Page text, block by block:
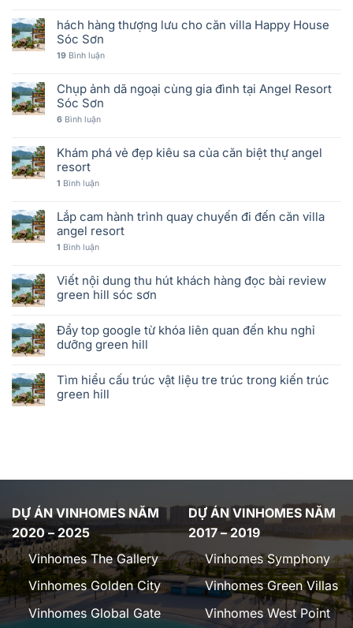
hách hàng thượng lưu cho căn villa Happy House
Sóc Sơn
19 Bình luận
Chụp ảnh dã ngoại cùng gia đình tại Angel Resort
Sóc Sơn
6 Bình luận
Khám phá vẻ đẹp kiêu sa của căn biệt thự angel
resort
1 Bình luận
Lắp cam hành trình quay chuyến đi đến căn villa
angel resort
1 Bình luận
Viết nội dung thu hút khách hàng đọc bài review
green hill sóc sơn
Đẩy top google từ khóa liên quan đến khu nghỉ
dưỡng green hill
Tìm hiểu cấu trúc vật liệu tre trúc trong kiến trúc
green hill
DỰ ÁN VINHOMES NĂM
2020 – 2025
Vinhomes The Gallery
Vinhomes Golden City
Vinhomes Global Gate
DỰ ÁN VINHOMES NĂM
2017 – 2019
Vinhomes Symphony
Vinhomes Green Villas
Vinhomes West Point